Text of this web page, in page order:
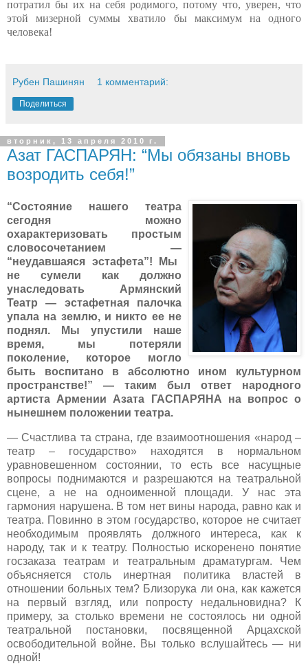
потратил бы их на себя родимого, потому что, уверен, что
этой мизерной суммы хватило бы максимум на одного
человека!
Рубен Пашинян 1 комментарий:
Поделиться
вторник, 13 апреля 2010 г.
Азат ГАСПАРЯН: “Мы обязаны вновь
возродить себя!”
“Состояние нашего театра
сегодня можно
охарактеризовать простым
словосочетанием —
“неудавшаяся эстафета”! Мы
не сумели как должно
унаследовать Армянский
Театр — эстафетная палочка
упала на землю, и никто ее не
поднял. Мы упустили наше
время, мы потеряли
поколение, которое могло
быть воспитано в абсолютно ином культурном
пространстве!” — таким был ответ народного
артиста Армении Азата ГАСПАРЯНА на вопрос о
нынешнем положении театра.
— Счастлива та страна, где взаимоотношения «народ –
театр – государство» находятся в нормальном
уравновешенном состоянии, то есть все насущные
вопросы поднимаются и разрешаются на театральной
сцене, а не на одноименной площади. У нас эта
гармония нарушена. В том нет вины народа, равно как и
театра. Повинно в этом государство, которое не считает
необходимым проявлять должного интереса, как к
народу, так и к театру. Полностью искоренено понятие
госзаказа театрам и театральным драматургам. Чем
объясняется столь инертная политика властей в
отношении больных тем? Близорука ли она, как кажется
на первый взгляд, или попросту недальновидна? К
примеру, за столько времени не состоялось ни одной
театральной постановки, посвященной Арцахской
освободительной войне. Вы только вслушайтесь — ни
одной!